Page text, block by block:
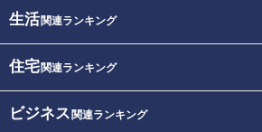
生活関連ランキング
住宅関連ランキング
ビジネス 関連ランキング